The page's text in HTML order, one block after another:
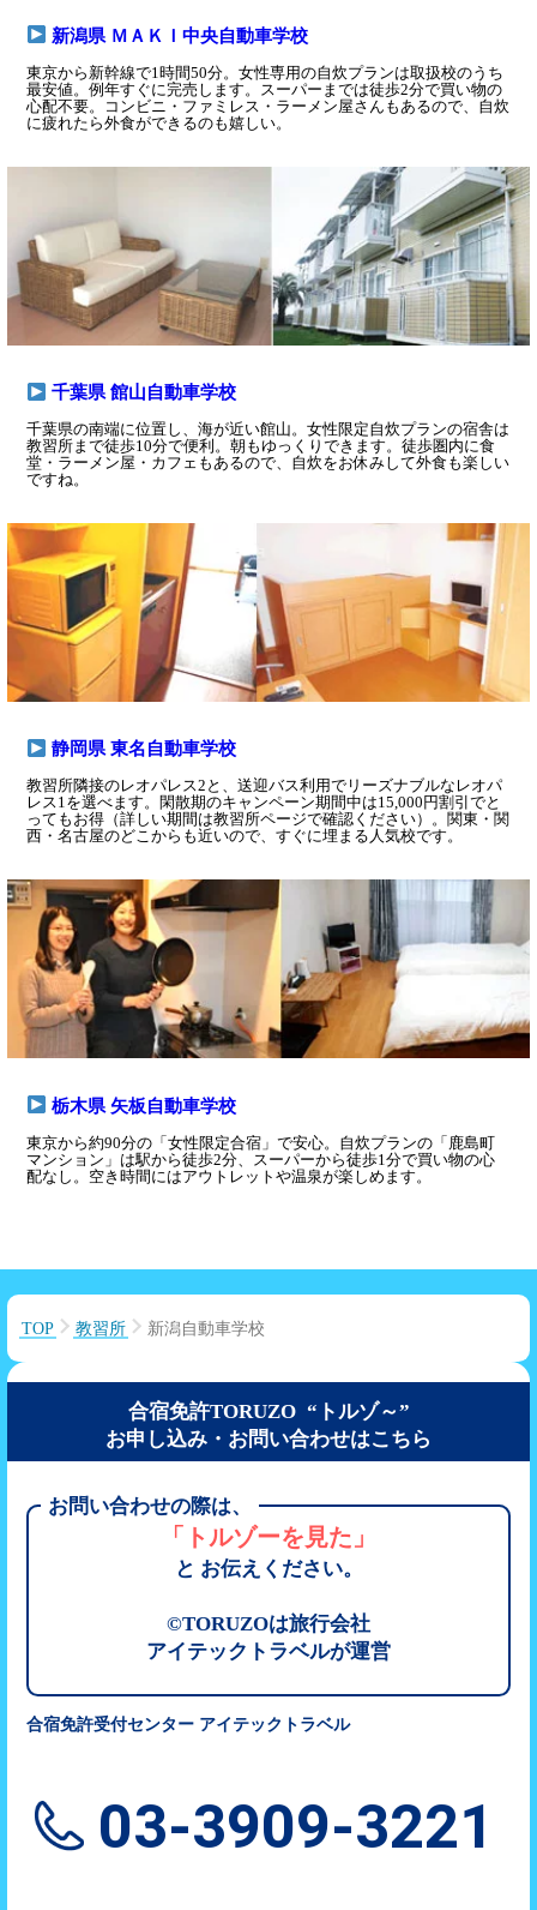
新潟県 ＭＡＫＩ中央自動車学校
東京から新幹線で1時間50分。女性専用の自炊プランは取扱校のうち
最安値。例年すぐに完売します。スーパーまでは徒歩2分で買い物の
心配不要。コンビニ・ファミレス・ラーメン屋さんもあるので、自炊
に疲れたら外食ができるのも嬉しい。
千葉県 館山自動車学校
千葉県の南端に位置し、海が近い館山。女性限定自炊プランの宿舎は
教習所まで徒歩10分で便利。朝もゆっくりできます。徒歩圏内に食
堂・ラーメン屋・カフェもあるので、自炊をお休みして外食も楽しい
ですね。
静岡県 東名自動車学校
教習所隣接のレオパレス2と、送迎バス利用でリーズナブルなレオパ
レス1を選べます。閑散期のキャンペーン期間中は15,000円割引でと
ってもお得（詳しい期間は教習所ページで確認ください）。関東・関
西・名古屋のどこからも近いので、すぐに埋まる人気校です。
栃木県 矢板自動車学校
東京から約90分の「女性限定合宿」で安心。自炊プランの「鹿島町
マンション」は駅から徒歩2分、スーパーから徒歩1分で買い物の心
配なし。空き時間にはアウトレットや温泉が楽しめます。
TOP 教習所 新潟自動車学校
合宿免許TORUZO “トルゾ～”
お申し込み・お問い合わせはこちら
お問い合わせの際は、
「トルゾーを見た」
と お伝えください。
©TORUZOは旅行会社
アイテックトラベルが運営
合宿免許受付センター アイテックトラベル
03-3909-3221